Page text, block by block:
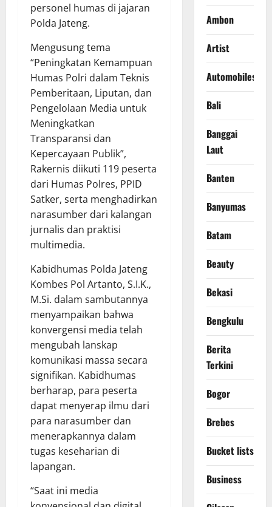
personel humas di jajaran
Polda Jateng.
Mengusung tema
“Peningkatan Kemampuan
Humas Polri dalam Teknis
Pemberitaan, Liputan, dan
Pengelolaan Media untuk
Meningkatkan
Transparansi dan
Kepercayaan Publik”,
Rakernis diikuti 119 peserta
dari Humas Polres, PPID
Satker, serta menghadirkan
narasumber dari kalangan
jurnalis dan praktisi
multimedia.
Kabidhumas Polda Jateng
Kombes Pol Artanto, S.I.K.,
M.Si. dalam sambutannya
menyampaikan bahwa
konvergensi media telah
mengubah lanskap
komunikasi massa secara
signifikan. Kabidhumas
berharap, para peserta
dapat menyerap ilmu dari
para narasumber dan
menerapkannya dalam
tugas keseharian di
lapangan.
“Saat ini media
Ambon
Artist
Automobiles
Bali
Banggai
Laut
Banten
Banyumas
Batam
Beauty
Bekasi
Bengkulu
Berita
Terkini
Bogor
Brebes
Bucket lists
Business